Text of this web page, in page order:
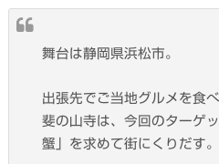
舞台は静岡県浜松市。
出張先でご当地グルメを食
斐の山寺は、今回のターゲ
蟹」を求めて街にくりだす。